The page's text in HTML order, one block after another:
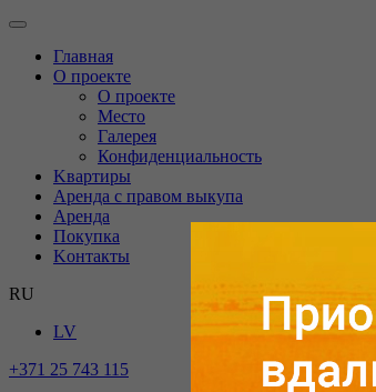
Главная
O проекте
О проекте
Mесто
Галерея
Конфиденциальность
Kвартиры
Аренда с правом выкупа
Аренда
Покупка
Kонтакты
RU
LV
+371 25 743 115